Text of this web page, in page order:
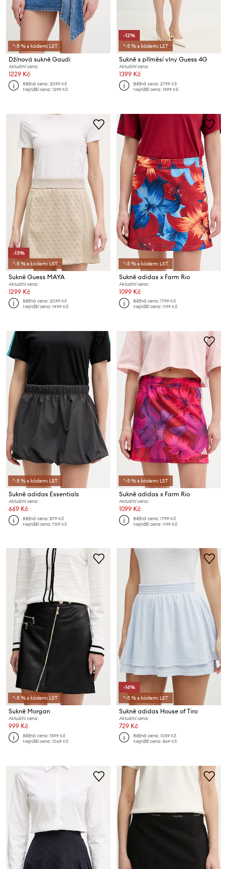
*-5 % s kódem: LST
Džínová sukně Gaudi
Aktuální cena:
1229 Kč
Běžná cena:2099 Kč
Nejnižší cena:1299 Kč
-12%
*-5 % s kódem: LST
Sukně s příměsí vlny Guess 4G
Aktuální cena:
1399 Kč
Běžná cena:2799 Kč
Nejnižší cena:1599 Kč
-13%
*-5 % s kódem: LST
Sukně Guess MAYA
Aktuální cena:
1299 Kč
Běžná cena:2099 Kč
Nejnižší cena:1499 Kč
*-5 % s kódem: LST
Sukně adidas x Farm Rio
Aktuální cena:
1099 Kč
Běžná cena:1799 Kč
Nejnižší cena:1199 Kč
*-5 % s kódem: LST
Sukně adidas Essentials
Aktuální cena:
669 Kč
Běžná cena:879 Kč
Nejnižší cena:709 Kč
*-5 % s kódem: LST
Sukně adidas x Farm Rio
Aktuální cena:
1099 Kč
Běžná cena:1799 Kč
Nejnižší cena:1199 Kč
*-5 % s kódem: LST
Sukně Morgan
Aktuální cena:
999 Kč
Běžná cena:1599 Kč
Nejnižší cena:1069 Kč
-16%
*-5 % s kódem: LST
Sukně adidas House of Tiro
Aktuální cena:
729 Kč
Běžná cena:1059 Kč
Nejnižší cena:869 Kč